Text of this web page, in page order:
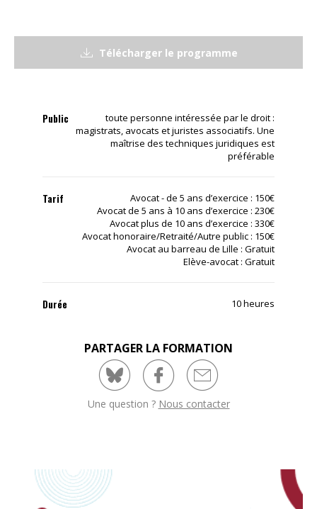
Télécharger le programme
Public
toute personne intéressée par le droit :
magistrats, avocats et juristes associatifs. Une
maîtrise des techniques juridiques est
préférable
Tarif
Avocat - de 5 ans d’exercice : 150€
Avocat de 5 ans à 10 ans d’exercice : 230€
Avocat plus de 10 ans d’exercice : 330€
Avocat honoraire/Retraité/Autre public : 150€
Avocat au barreau de Lille : Gratuit
Elève-avocat : Gratuit
Durée 10 heures
PARTAGER LA FORMATION
Une question ? Nous contacter